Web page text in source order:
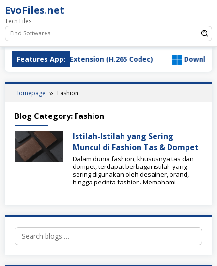
Skip
to
content
EvoFiles.net
Tech Files
Features App:
HEVC Video Extension (H.265 Codec) Download
Homepage Fashion
Blog Category: Fashion
Istilah-Istilah yang Sering
Muncul di Fashion Tas & Dompet
Dalam dunia fashion, khususnya tas dan
dompet, terdapat berbagai istilah yang
sering digunakan oleh desainer, brand,
hingga pecinta fashion. Memahami
Search
for: